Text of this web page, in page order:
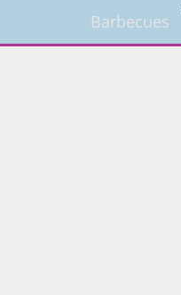
Barbecues